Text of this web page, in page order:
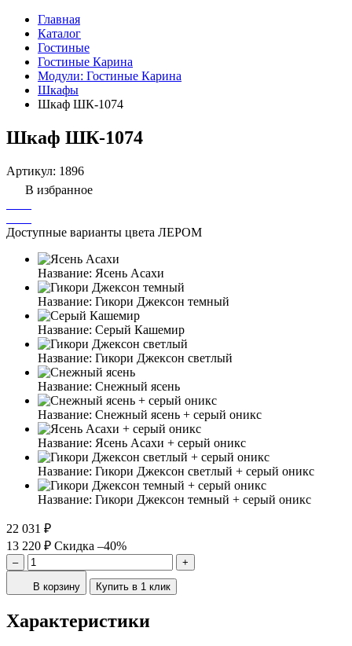
Главная
Каталог
Гостиные
Гостиные Карина
Модули: Гостиные Карина
Шкафы
Шкаф ШК-1074
Шкаф ШК-1074
Артикул: 1896
В избранное
Доступные варианты цвета ЛЕРОМ
Название: Ясень Асахи
Название: Гикори Джексон темный
Название: Серый Кашемир
Название: Гикори Джексон светлый
Название: Снежный ясень
Название: Снежный ясень + серый оникс
Название: Ясень Асахи + серый оникс
Название: Гикори Джексон светлый + серый оникс
Название: Гикори Джексон темный + серый оникс
22 031 ₽
13 220 ₽ Скидка –40%
– +
В корзину Купить в 1 клик
Характеристики